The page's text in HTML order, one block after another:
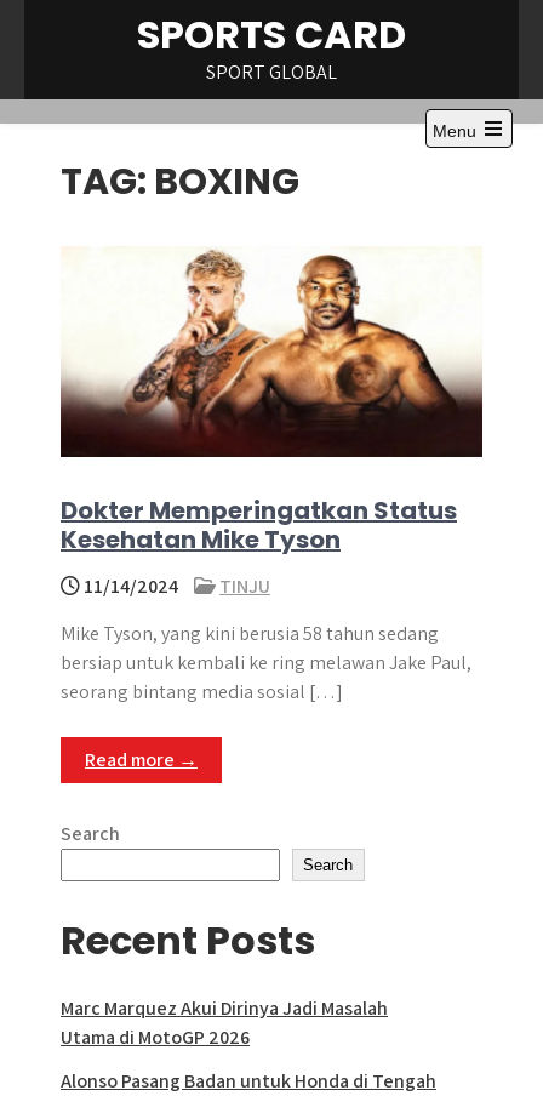
SPORTS CARD
SPORT GLOBAL
Menu
Open
TAG: BOXING
Dokter Memperingatkan Status
Kesehatan Mike Tyson
11/14/2024
TINJU
Mike Tyson, yang kini berusia 58 tahun sedang
bersiap untuk kembali ke ring melawan Jake Paul,
seorang bintang media sosial […]
Read more →
Search
Search
Recent Posts
Marc Marquez Akui Dirinya Jadi Masalah
Utama di MotoGP 2026
Alonso Pasang Badan untuk Honda di Tengah